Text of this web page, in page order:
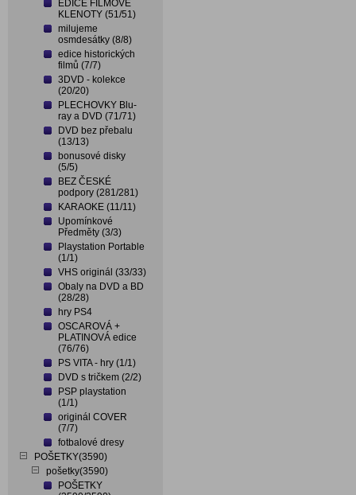
EDICE FILMOVÉ
KLENOTY (51/51)
milujeme
osmdesátky (8/8)
edice historických
filmů (7/7)
3DVD - kolekce
(20/20)
PLECHOVKY Blu-
ray a DVD (71/71)
DVD bez přebalu
(13/13)
bonusové disky
(5/5)
BEZ ČESKÉ
podpory (281/281)
KARAOKE (11/11)
Upomínkové
Předměty (3/3)
Playstation Portable
(1/1)
VHS originál (33/33)
Obaly na DVD a BD
(28/28)
hry PS4
OSCAROVÁ +
PLATINOVÁ edice
(76/76)
PS VITA - hry (1/1)
DVD s tričkem (2/2)
PSP playstation
(1/1)
originál COVER
(7/7)
fotbalové dresy
POŠETKY(3590)
pošetky(3590)
POŠETKY